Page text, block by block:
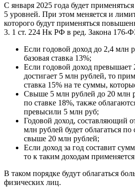
С января 2025 года будет
5 уровней. При этом меняется и
которого будут применяться
3. 1 ст. 224 Нк РФ в ред. Закона 176-
Если годовой доход до 2,4 млн
базовая ставка 13%;
Если годовой доход превышает
достигает 5 млн рублей, то
ставка 15% на те суммы,
Свыше 5 млн рублей до 20 млн
по ставке 18%, также
превысили 5 млн руб;
Годовой доход, составляющий
млн рублей будет облагаться
свыше 20 млн рублей;
Если доход за год составит
то к таким доходам
В таком порядке будут облагаться
физических лиц.